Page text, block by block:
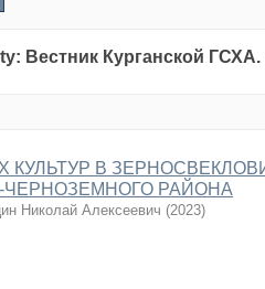
Вестник Курганской ГСХА.
КУЛЬТУР В
РАЙОНА
Николай Алексеевич (2023)